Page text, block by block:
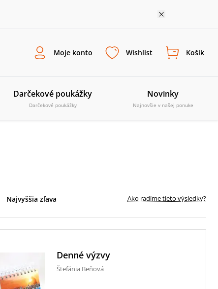
Moje konto Wishlist Košík
Darčekové poukážky
Darčekové poukážky
Novinky
Najnovšie v našej ponuke
Najvyššia zľava Ako radíme tieto výsledky?
Denné výzvy
Štefánia Beňová